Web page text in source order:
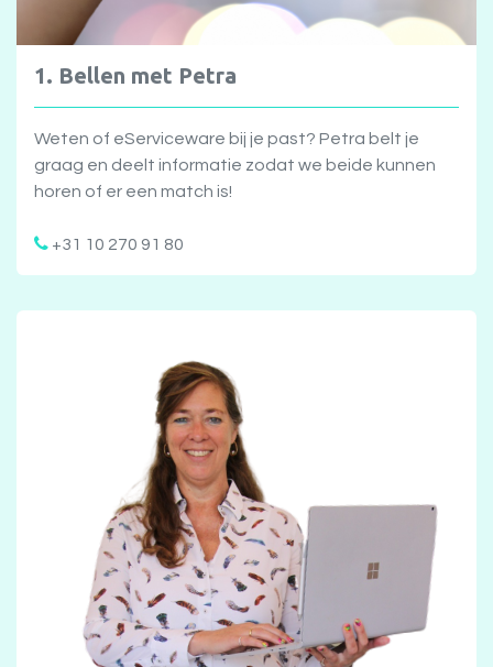
1. Bellen met Petra
Weten of eServiceware bij je past? Petra belt je
graag en deelt informatie zodat we beide kunnen
horen of er een match is!
+31 10 270 91 80